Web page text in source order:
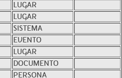
LUGAR
LUGAR
SISTEMA
EVENTO
LUGAR
DOCUMENTO
PERSONA